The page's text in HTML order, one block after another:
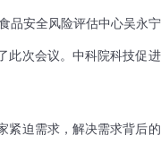
品安全风险评估中心吴永
此次会议。中科院科技促
紧迫需求，解决需求背后